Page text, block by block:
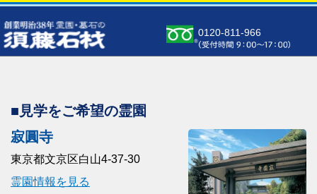
0120-811-966
■見学をご希望の霊園
寂圓寺
東京都文京区白山4-37-30
霊園情報を見る